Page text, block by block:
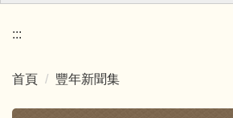
:::
首頁 豐年新聞集